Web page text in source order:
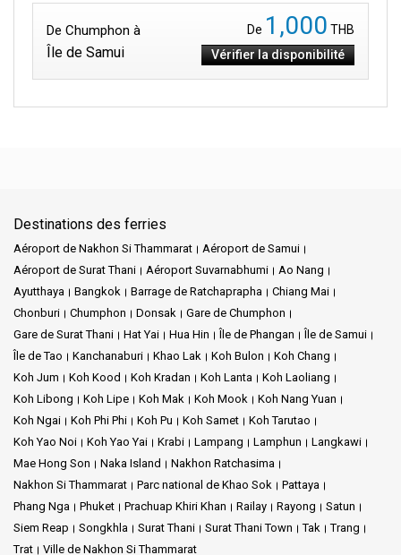
De Chumphon à
Île de Samui
De 1,000 THB
Vérifier la disponibilité
Destinations des ferries
Aéroport de Nakhon Si Thammarat
Aéroport de Samui
Aéroport de Surat Thani
Aéroport Suvarnabhumi
Ao Nang
Ayutthaya
Bangkok Barrage de Ratchaprapha
Chiang Mai
Chonburi
Chumphon Donsak
Gare de Chumphon
Gare de Surat Thani
Hat Yai Hua Hin Île de Phangan
Île de Samui
Île de Tao
Kanchanaburi Khao Lak Koh Bulon
Koh Chang
Koh Jum
Koh Kood Koh Kradan Koh Lanta
Koh Laoliang
Koh Libong
Koh Lipe Koh Mak Koh Mook
Koh Nang Yuan
Koh Ngai
Koh Phi Phi Koh Pu Koh Samet
Koh Tarutao
Koh Yao Noi
Koh Yao Yai Krabi Lampang Lamphun
Langkawi
Mae Hong Son
Naka Island
Nakhon Ratchasima
Nakhon Si Thammarat
Parc national de Khao Sok
Pattaya
Phang Nga
Phuket Prachuap Khiri Khan Railay Rayong
Satun
Siem Reap
Songkhla Surat Thani Surat Thani Town Tak
Trang
Trat
Ville de Nakhon Si Thammarat